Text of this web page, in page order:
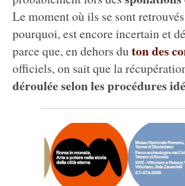
Le moment où ils se sont
pourquoi, est encore incertain et
parce que, en dehors du ton des
officiels, on sait que la
déroulée selon les procédures